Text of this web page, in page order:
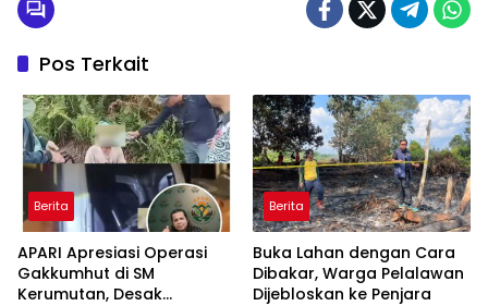
Pos Terkait
Berita
APARI Apresiasi Operasi
Gakkumhut di SM
Kerumutan, Desak
Berita
Buka Lahan dengan Cara
Dibakar, Warga Pelalawan
Dijebloskan ke Penjara